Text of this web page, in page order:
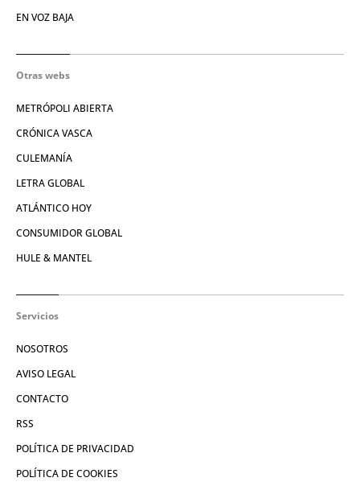
EN VOZ BAJA
Otras webs
METRÓPOLI ABIERTA
CRÓNICA VASCA
CULEMANÍA
LETRA GLOBAL
ATLÁNTICO HOY
CONSUMIDOR GLOBAL
HULE & MANTEL
Servicios
NOSOTROS
AVISO LEGAL
CONTACTO
RSS
POLÍTICA DE PRIVACIDAD
POLÍTICA DE COOKIES